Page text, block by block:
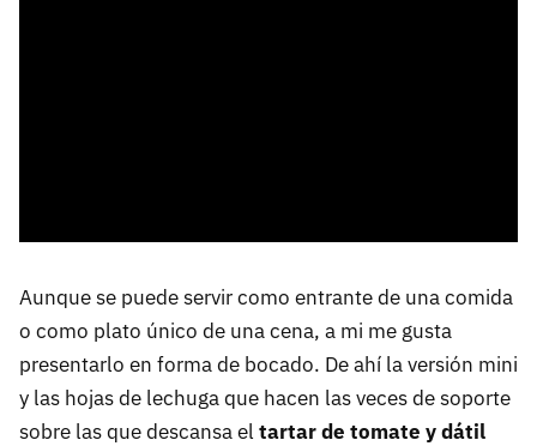
Aunque se puede servir como entrante de una comida
o como plato único de una cena, a mi me gusta
presentarlo en forma de bocado. De ahí la versión mini
y las hojas de lechuga que hacen las veces de soporte
sobre las que descansa el tartar de tomate y dátil